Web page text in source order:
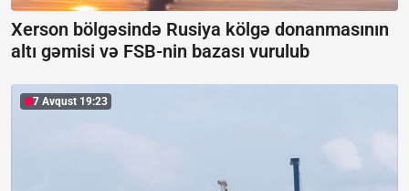
Xerson bölgəsində Rusiya kölgə donanmasının
altı gəmisi və FSB-nin bazası vurulub
7 Avqust 19:23